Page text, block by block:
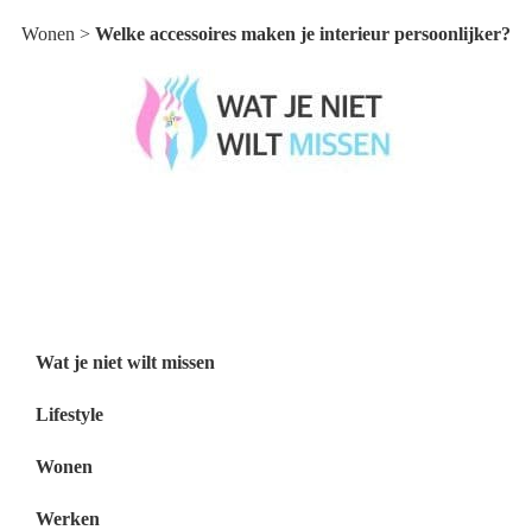
Wonen > Welke accessoires maken je interieur persoonlijker?
Wat je niet wilt missen
Lifestyle
Wonen
Werken